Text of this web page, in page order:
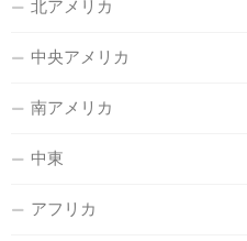
北アメリカ
中央アメリカ
南アメリカ
中東
アフリカ